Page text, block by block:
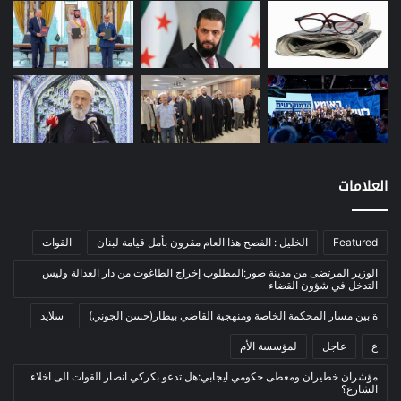
مصارف
(168)
معادن
(1)
موازنة
(4)
نفط
(91)
اتصالات
(26)
الرئيسية
العالم العربي
المحكمة الخاصة
بيئة
أدب وشعر
إعلام
بروفايل
العلامات
Featured الخليل : الفصح هذا العام مقرون بأمل قيامة لبنان القوات
الوزير المرتضى من مدينة صور:المطلوب إخراج الطاغوت من دار العدالة وليس
التدخل في شؤون القضاء
ة بين مسار المحكمة الخاصة ومنهجية القاضي بيطار(حسن الجوني) سلايد
ع عاجل لمؤسسة الأم
مؤشران خطيران ومعطى حكومي ايجابي:هل تدعو بكركي انصار القوات الى اخلاء
الشارع؟